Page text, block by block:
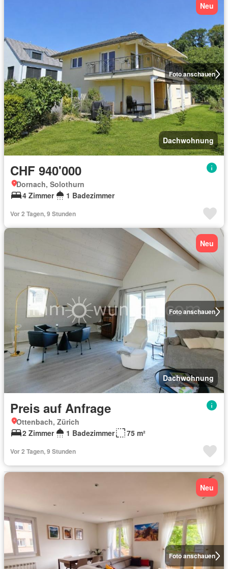
Foto anschauen
Neu
Dachwohnung
CHF 940'000
Dornach, Solothurn
4 Zimmer
1 Badezimmer
Vor 2 Tagen, 9 Stunden
Foto anschauen
Neu
Dachwohnung
Preis auf Anfrage
Ottenbach, Zürich
2 Zimmer
1 Badezimmer 75 m²
Vor 2 Tagen, 9 Stunden
Foto anschauen
Neu